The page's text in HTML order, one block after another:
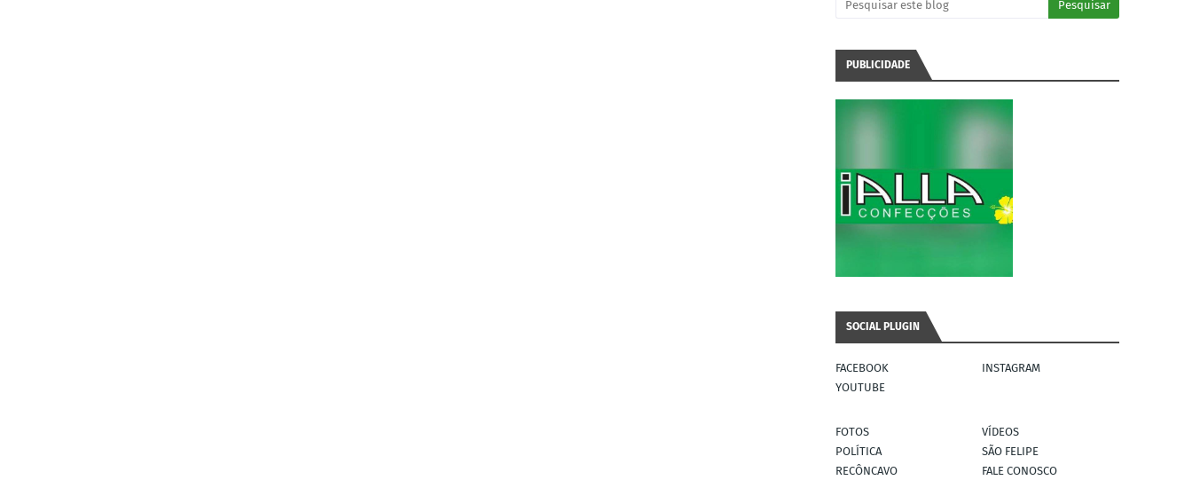
PUBLICIDADE
SOCIAL PLUGIN
FACEBOOK
INSTAGRAM
YOUTUBE
FOTOS
VÍDEOS
POLÍTICA
SÃO FELIPE
RECÔNCAVO
FALE CONOSCO